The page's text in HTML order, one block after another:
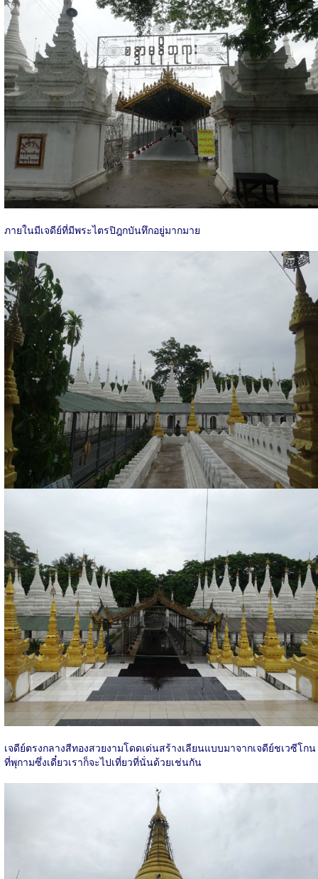
ภายในมีเจดีย์ที่มีพระไตรปิฎกบันทึกอยู่มากมาย
เจดีย์ตรงกลางสีทองสวยงามโดดเด่นสร้างเลียนแบบมาจากเจดีย์ชเวซีโกน
ที่พุกามซึ่งเดี๋ยวเราก็จะไปเที่ยวที่นั่นด้วยเช่นกัน